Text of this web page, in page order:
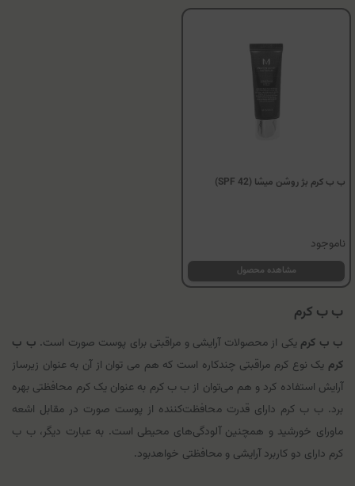
ب ب کرم بژ روشن میشا (SPF 42)
ناموجود
مشاهده محصول
ب ب کرم
ب ب کرم یکی از محصولات آرایشی و مراقبتی برای پوست صورت است. ب ب
کرم یک نوع کرم مراقبتی چندکاره است که هم می‌ توان از آن به عنوان زیرساز
آرایش استفاده کرد و هم می‌توان از ب ب کرم به عنوان یک کرم محافظتی بهره
برد. ب ب کرم دارای قدرت محافظت‌کننده از پوست صورت در مقابل اشعه
ماورای خورشید و همچنین آلودگی‌های محیطی است. به عبارت دیگر، ب ب
کرم دارای دو کاربرد آرایشی و محافظتی خواهدبود.